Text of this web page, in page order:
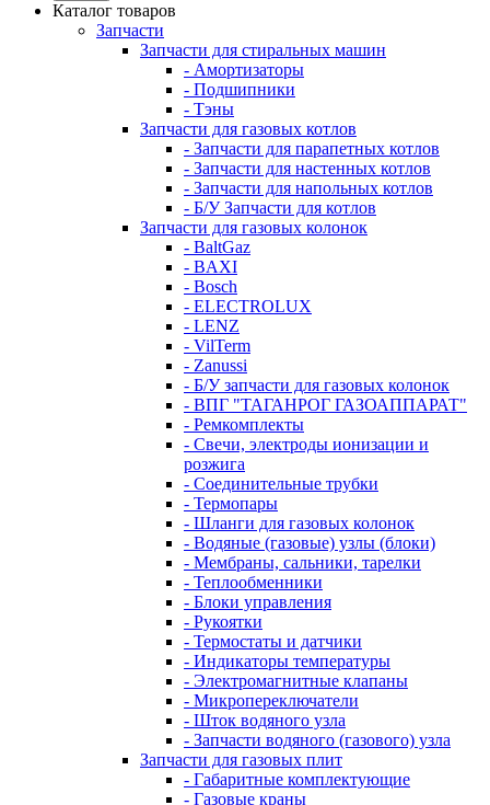
Каталог товаров
Запчасти
Запчасти для стиральных машин
- Амортизаторы
- Подшипники
- Тэны
Запчасти для газовых котлов
- Запчасти для парапетных котлов
- Запчасти для настенных котлов
- Запчасти для напольных котлов
- Б/У Запчасти для котлов
Запчасти для газовых колонок
- BaltGaz
- BAXI
- Bosch
- ELECTROLUX
- LENZ
- VilTerm
- Zanussi
- Б/У запчасти для газовых колонок
- ВПГ "ТАГАНРОГ ГАЗОАППАРАТ"
- Ремкомплекты
- Свечи, электроды ионизации и
розжига
- Соединительные трубки
- Термопары
- Шланги для газовых колонок
- Водяные (газовые) узлы (блоки)
- Мембраны, сальники, тарелки
- Теплообменники
- Блоки управления
- Рукоятки
- Термостаты и датчики
- Индикаторы температуры
- Электромагнитные клапаны
- Микропереключатели
- Шток водяного узла
- Запчасти водяного (газового) узла
Запчасти для газовых плит
- Габаритные комплектующие
- Газовые краны